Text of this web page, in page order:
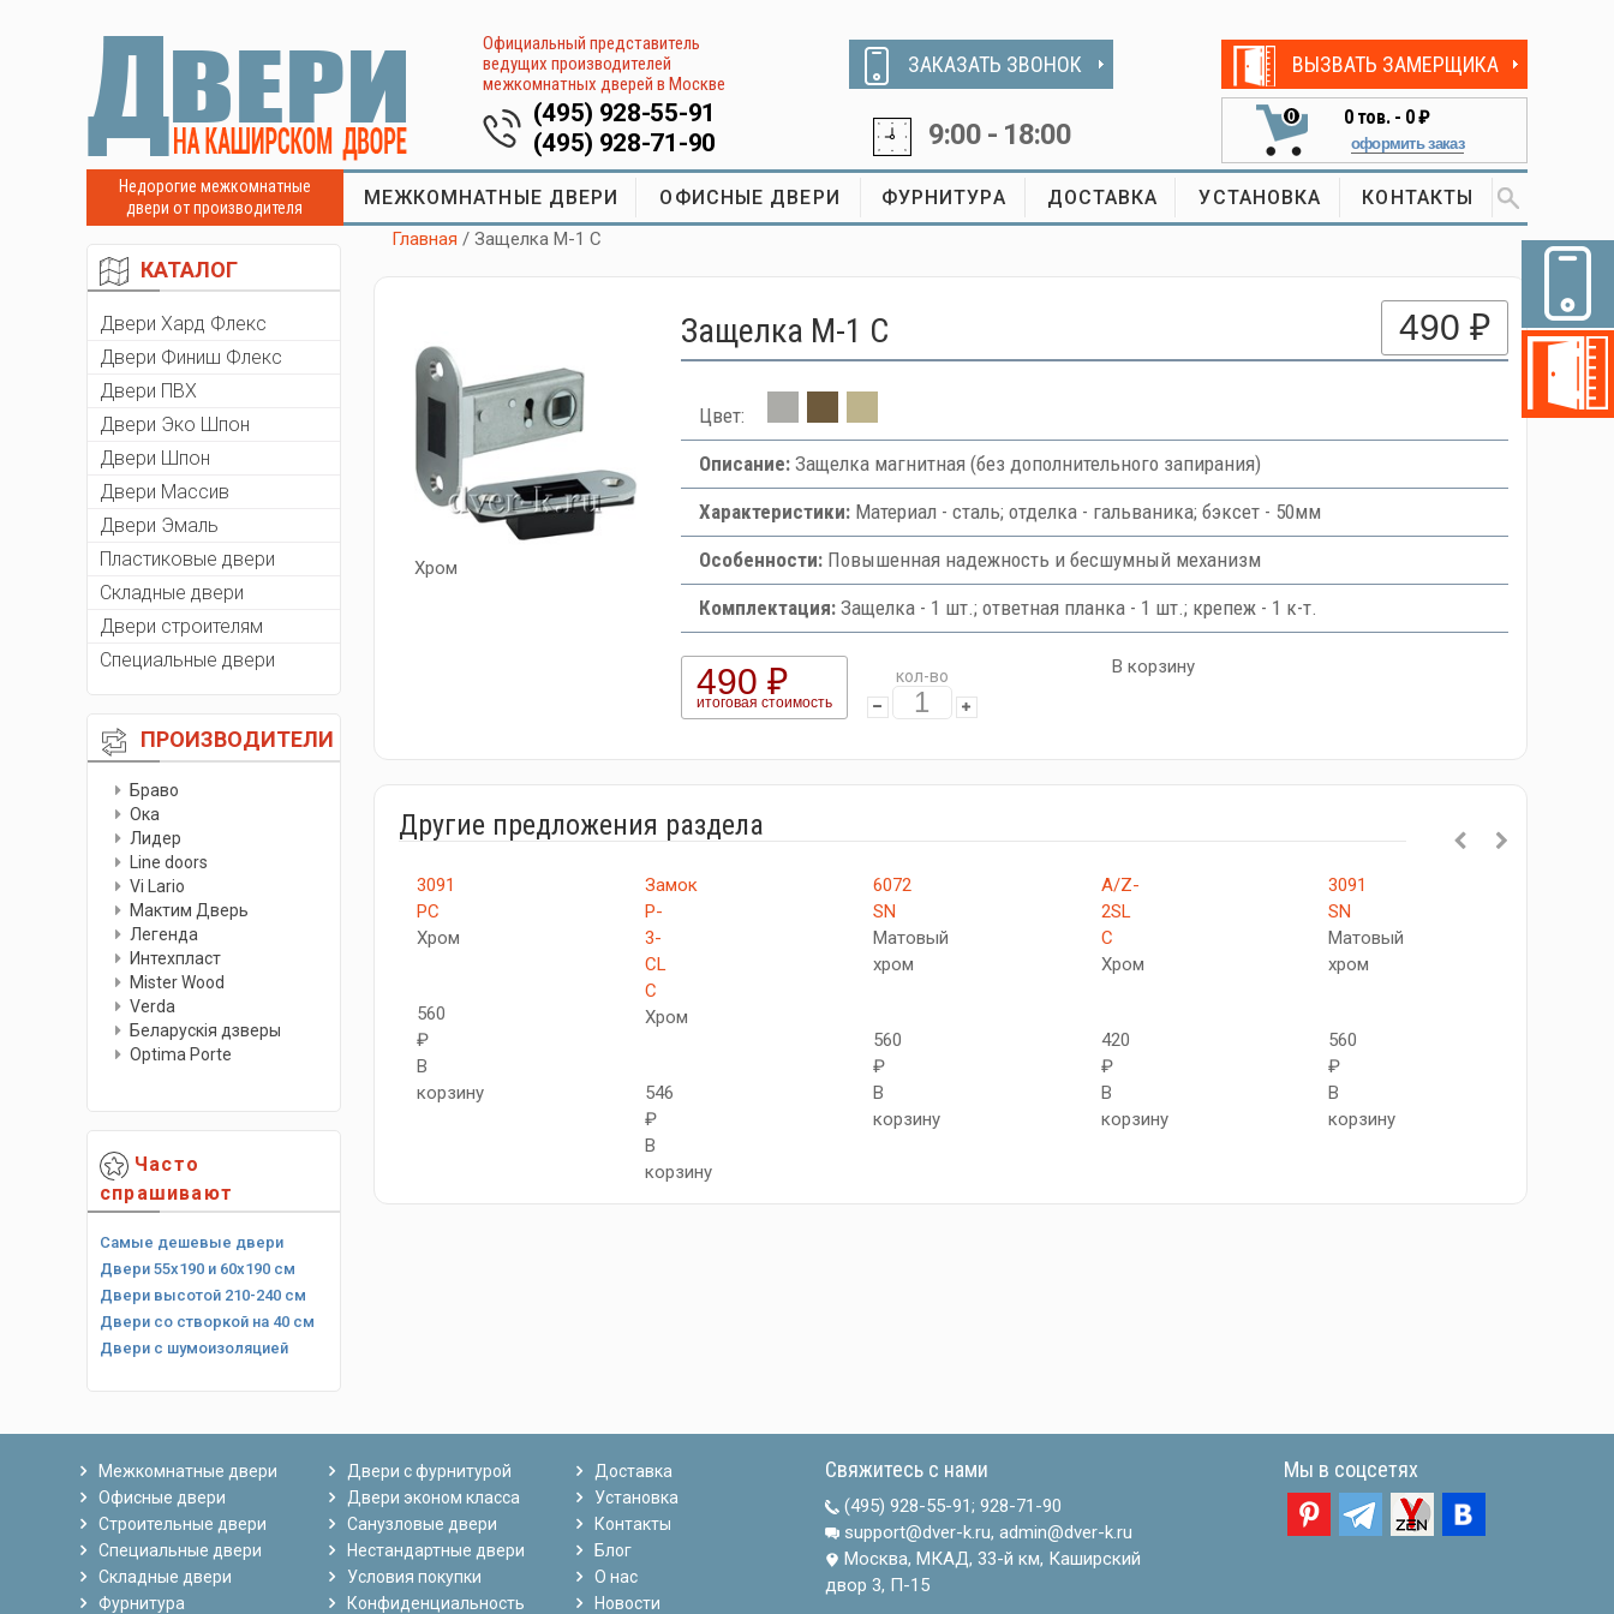
Официальный представитель
ведущих производителей
межкомнатных дверей в Москве
(495) 928-55-91
(495) 928-71-90
ЗАКАЗАТЬ ЗВОНОК
9:00 - 18:00
ВЫЗВАТЬ ЗАМЕРЩИКА
0 0тов. - 0 ₽
оформить заказ
Недорогие межкомнатные
двери от производителя
МЕЖКОМНАТНЫЕ ДВЕРИ ОФИСНЫЕ ДВЕРИ ФУРНИТУРА ДОСТАВКА УСТАНОВКА КОНТАКТЫ
КАТАЛОГ
Двери Хард Флекс
Двери Финиш Флекс
Двери ПВХ
Двери Эко Шпон
Двери Шпон
Двери Массив
Двери Эмаль
Пластиковые двери
Складные двери
Двери строителям
Специальные двери
ПРОИЗВОДИТЕЛИ
Браво
Ока
Лидер
Line doors
Vi Lario
Мактим Дверь
Легенда
Интехпласт
Мister Wood
Verda
Беларускiя дзверы
Optima Porte
Часто
спрашивают
Самые дешевые двери
Двери 55х190 и 60х190 см
Двери высотой 210-240 см
Двери со створкой на 40 см
Двери с шумоизоляцией
Главная / Защелка M-1 C
Хром
Защелка M-1 C 490 ₽
Цвет:
Описание:Защелка магнитная (без дополнительного запирания)
Характеристики:Материал - сталь; отделка - гальваника; бэксет - 50мм
Особенности:Повышенная надежность и бесшумный механизм
Комплектация:Защелка - 1 шт.; ответная планка - 1 шт.; крепеж - 1 к-т.
490 ₽
итоговая стоимость
кол-во В корзину
Другие предложения раздела
3091
PC
Хром
560
₽
В
корзину
Замок
P-
3-
CL
C
Хром
546
₽
В
корзину
6072
SN
Матовый
хром
560
₽
В
корзину
A/Z-
2SL
C
Хром
420
₽
В
корзину
3091
SN
Матовый
хром
560
₽
В
корзину
Межкомнатные двери
Офисные двери
Строительные двери
Специальные двери
Складные двери
Фурнитура
Двери с фурнитурой
Двери эконом класса
Санузловые двери
Нестандартные двери
Условия покупки
Конфиденциальность
Доставка
Установка
Контакты
Блог
О нас
Новости
Свяжитесь с нами
(495) 928-55-91; 928-71-90
support@dver-k.ru, admin@dver-k.ru
Москва, МКАД, 33-й км, Каширский
двор 3, П-15
Мы в соцсетях